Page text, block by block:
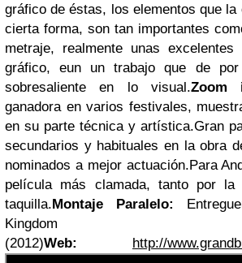
gráfico de éstas, los elementos que la
cierta forma, son tan importantes
metraje, realmente unas
gráfico, eun un trabajo que de
sobresaliente en lo visual.Zoom
ganadora en varios festivales,
en su parte técnica y artística.Gran
secundarios y habituales en la obra
nominados a mejor actuación.Para
película más clamada, tanto por
taquilla.Montaje Paralelo:
Kingdom
(2012)Web: http://